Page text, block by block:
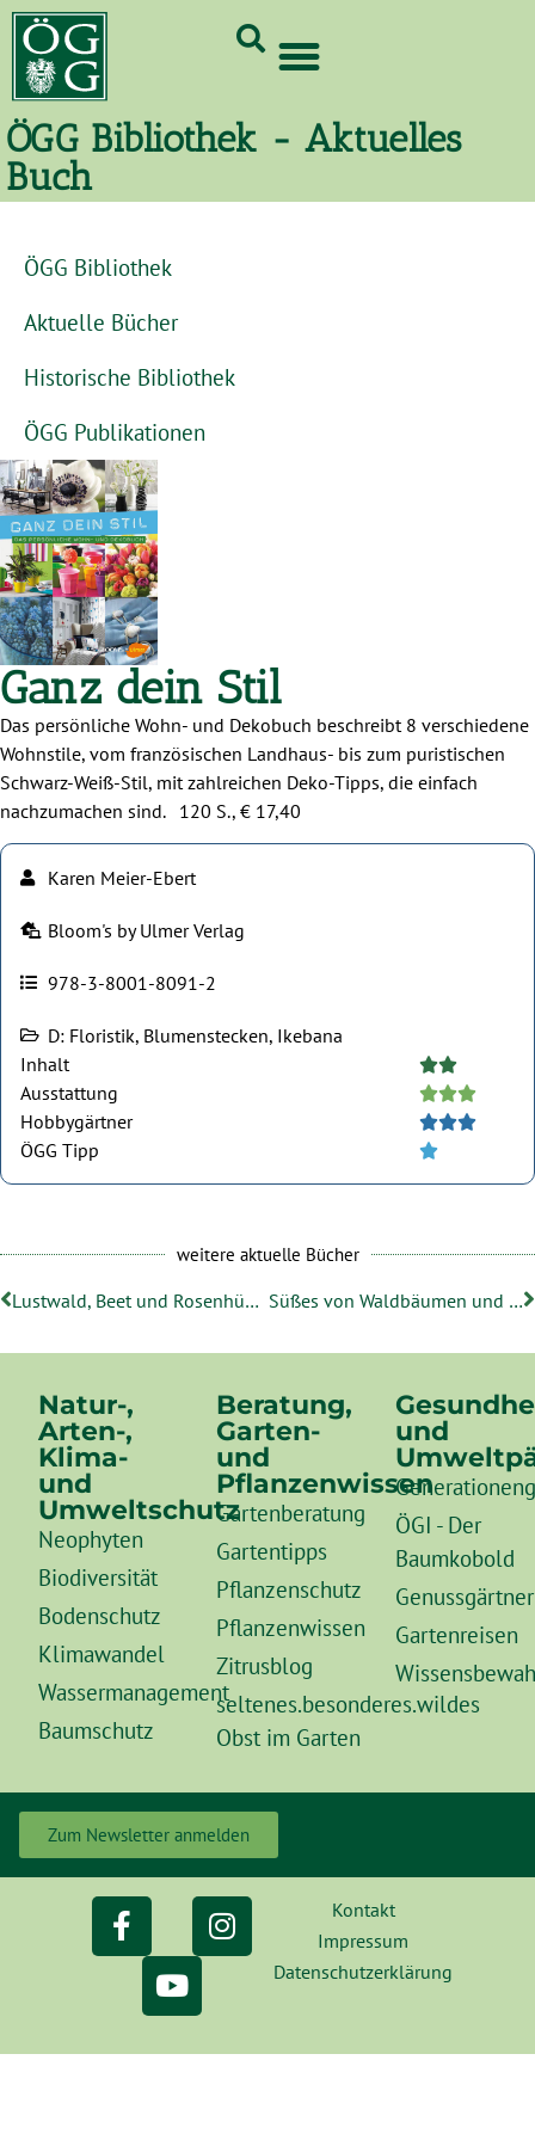
ÖGG Bibliothek - Aktuelles
Buch
ÖGG Bibliothek
Aktuelle Bücher
Historische Bibliothek
ÖGG Publikationen
Ganz dein Stil
Das persönliche Wohn- und Dekobuch beschreibt 8 verschiedene
Wohnstile, vom französischen Landhaus- bis zum puristischen
Schwarz-Weiß-Stil, mit zahlreichen Deko-Tipps, die einfach
nachzumachen sind. 120 S., € 17,40
Karen Meier-Ebert
Bloom's by Ulmer Verlag
978-3-8001-8091-2
D: Floristik, Blumenstecken, Ikebana
Inhalt

Ausstattung 
Hobbygärtner 
ÖGG Tipp 
weitere aktuelle Bücher
Lustwald, Beet und Rosenhügel – Geschichte der Planzenverwendung in der Gartenkunst Süßes von Waldbäumen und Wildsträuchern
Natur-,
Arten-,
Klima-
und
Umweltschutz
Neophyten
Biodiversität
Bodenschutz
Klimawandel
Wassermanagement
Baumschutz
Beratung,
Garten-
und
Pflanzenwissen
Gartenberatung
Gartentipps
Pflanzenschutz
Pflanzenwissen
Zitrusblog
seltenes.besonderes.wildes
Obst im Garten
und
ÖGI - Der
Baumkobold
Gartenreisen
Zum Newsletter anmelden
Kontakt
Impressum
Datenschutzerklärung